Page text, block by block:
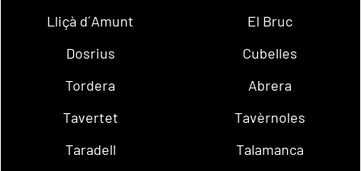
Lliçà d´Amunt
El Bruc
Dosrius
Cubelles
Tordera
Abrera
Tavertet
Tavèrnoles
Taradell
Talamanca